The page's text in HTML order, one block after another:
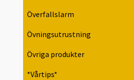
Överfallslarm
Övningsutrustning
Övriga produkter
*Vårtips*